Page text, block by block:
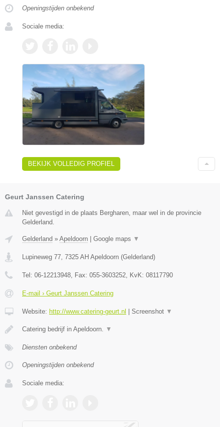
Openingstijden onbekend
Sociale media:
BEKIJK VOLLEDIG PROFIEL
Geurt Janssen Catering
Niet gevestigd in de plaats Bergharen, maar wel in de provincie
Gelderland.
Gelderland » Apeldoorn Google maps ▼
Lupineweg 77, 7325 AH Apeldoorn (Gelderland)
Tel: 06-12213948, Fax: 055-3603252, KvK: 08117790
E-mail › Geurt Janssen Catering
Website: http://www.catering-geurt.nl Screenshot ▼
Catering bedrijf in Apeldoorn. ▼
Diensten onbekend
Openingstijden onbekend
Sociale media: